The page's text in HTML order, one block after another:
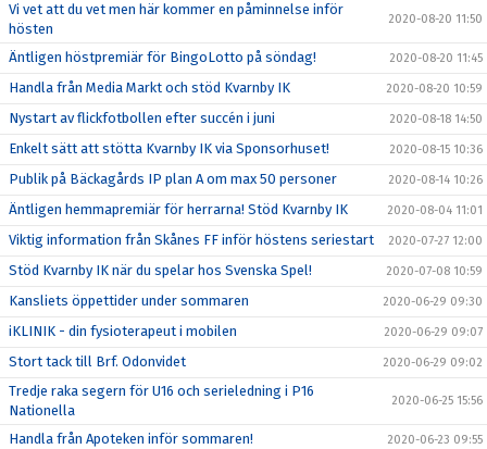
Vi vet att du vet men här kommer en påminnelse inför
hösten
2020-08-20 11:50
Äntligen höstpremiär för BingoLotto på söndag! 2020-08-20 11:45
Handla från Media Markt och stöd Kvarnby IK 2020-08-20 10:59
Nystart av flickfotbollen efter succén i juni 2020-08-18 14:50
Enkelt sätt att stötta Kvarnby IK via Sponsorhuset! 2020-08-15 10:36
Publik på Bäckagårds IP plan A om max 50 personer 2020-08-14 10:26
Äntligen hemmapremiär för herrarna! Stöd Kvarnby IK 2020-08-04 11:01
Viktig information från Skånes FF inför höstens seriestart 2020-07-27 12:00
Stöd Kvarnby IK när du spelar hos Svenska Spel! 2020-07-08 10:59
Kansliets öppettider under sommaren 2020-06-29 09:30
iKLINIK - din fysioterapeut i mobilen 2020-06-29 09:07
Stort tack till Brf. Odonvidet 2020-06-29 09:02
Tredje raka segern för U16 och serieledning i P16
Nationella
2020-06-25 15:56
Handla från Apoteken inför sommaren! 2020-06-23 09:55